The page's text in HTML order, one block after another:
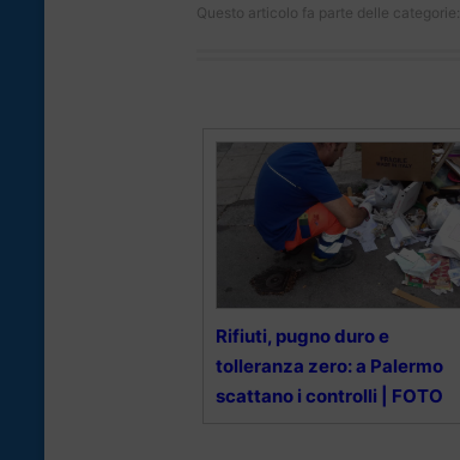
Questo articolo fa parte delle categorie:
Rifiuti, pugno duro e
tolleranza zero: a Palermo
scattano i controlli | FOTO